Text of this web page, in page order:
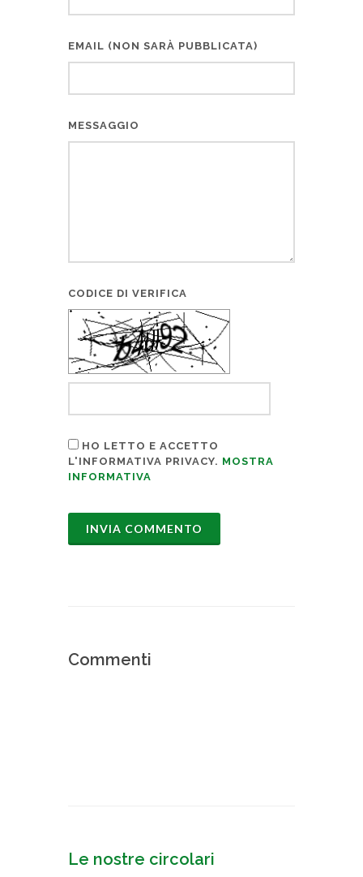
EMAIL (NON SARÀ PUBBLICATA)
MESSAGGIO
CODICE DI VERIFICA
HO LETTO E ACCETTO
L'INFORMATIVA PRIVACY. MOSTRA
INFORMATIVA
Commenti
Le nostre circolari